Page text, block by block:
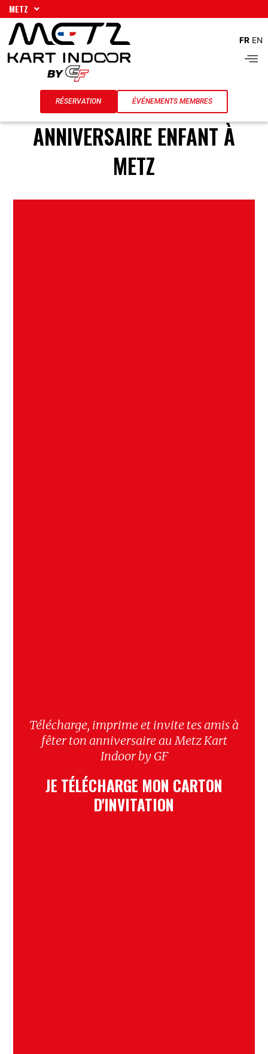
Aller
au
contenu
METZ
RÉSERVATION ÉVÉNEMENTS MEMBRES
FR EN
ANNIVERSAIRE ENFANT À
METZ
Télécharge, imprime et invite tes amis à
fêter ton anniversaire au Metz Kart
Indoor by GF
JE TÉLÉCHARGE MON CARTON
D'INVITATION